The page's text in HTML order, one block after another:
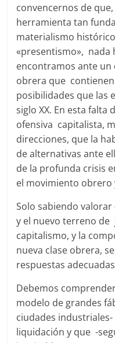
convencernos de
herramienta tan
materialismo
«presentismo», nada
encontramos ante un
obrera que
posibilidades que las
siglo XX. En esta falta
ofensiva capitalista,
direcciones, que la
de alternativas ante
de la profunda crisis
el movimiento obrero
Solo sabiendo valorar
y el nuevo terreno
capitalismo, y la
nueva clase obrera,
respuestas
Debemos
modelo de grandes
ciudades
liquidación y que -